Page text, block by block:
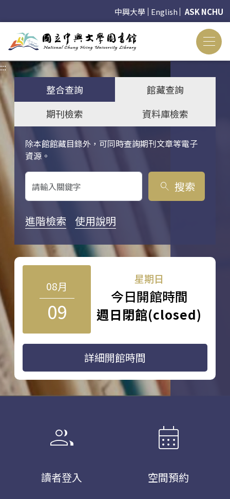
中興大學 English ASK NCHU
:::
整合查詢
館藏查詢
期刊檢索
資料庫檢索
除本館館藏目錄外，可同時查詢期刊文章等電子
資源。
關鍵字搜尋
search 搜索
進階檢索 使用說明
08月
09
星期日
今日開館時間
週日閉館(closed)
詳細開館時間
group
讀者登入
calendar_month
空間預約